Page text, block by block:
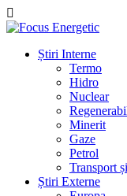
Știri Interne
Termo
Hidro
Nuclear
Minerit
Gaze
Petrol
Transport
Știri Externe